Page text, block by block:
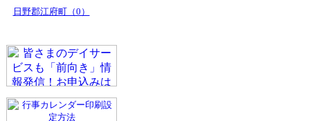
日野郡江府町（0）